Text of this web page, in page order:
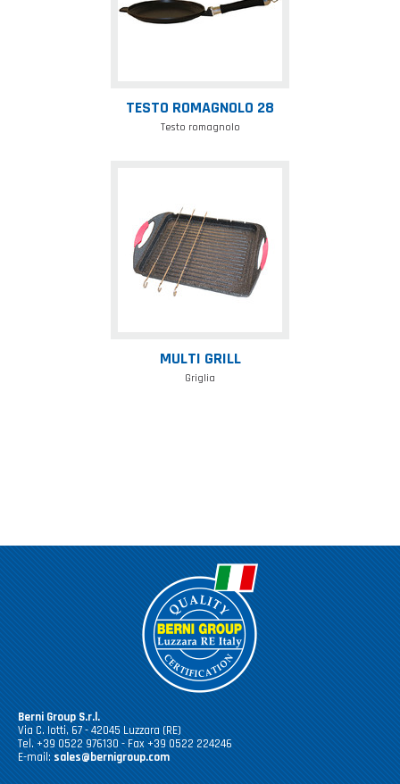
TESTO ROMAGNOLO 28
Testo romagnolo
MULTI GRILL
Griglia
Berni Group S.r.l.
Via C. Iotti, 67 - 42045 Luzzara (RE)
Tel. +39 0522 976130 - Fax +39 0522 224246
E-mail: sales@bernigroup.com